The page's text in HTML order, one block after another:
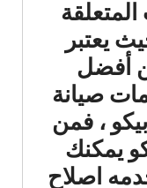
يعتبر
أفضل
صيانة
، فمن
يمكنك
اصلاح